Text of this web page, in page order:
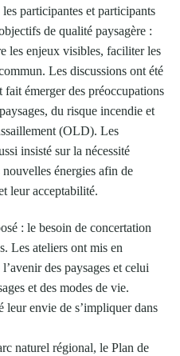
participantes et participants
de qualité paysagère :
les enjeux visibles, faciliter les
Les discussions ont été
émerger des préoccupations
du risque incendie et
(OLD). Les
insisté sur la nécessité
énergies afin de
leur acceptabilité.
: le besoin de concertation
Les ateliers ont mis en
des paysages et celui
et des modes de vie.
leur envie de s’impliquer dans
naturel régional, le Plan de